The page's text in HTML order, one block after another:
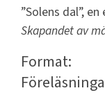
”Solens dal”,
Skapandet av
Format: